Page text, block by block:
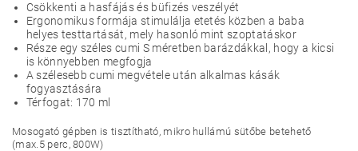
Csökkenti a hasfájás és büfizés veszélyét
Ergonomikus formája stimulálja etetés közben a baba
helyes testtartását, mely hasonló mint szoptatáskor
Része egy széles cumi S méretben barázdákkal, hogy a kicsi
is könnyebben megfogja
A szélesebb cumi megvétele után alkalmas kásák
fogyasztására
Térfogat: 170 ml
Mosogató gépben is tisztítható, mikro hullámú sütőbe betehető
(max.5 perc, 800W)